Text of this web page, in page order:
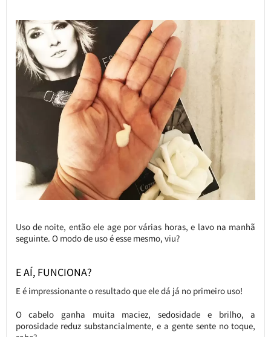
Uso de noite, então ele age por várias horas, e lavo na manhã
seguinte. O modo de uso é esse mesmo, viu?
E AÍ, FUNCIONA?
E é impressionante o resultado que ele dá já no primeiro uso!
O cabelo ganha muita maciez, sedosidade e brilho, a
porosidade reduz substancialmente, e a gente sente no toque,